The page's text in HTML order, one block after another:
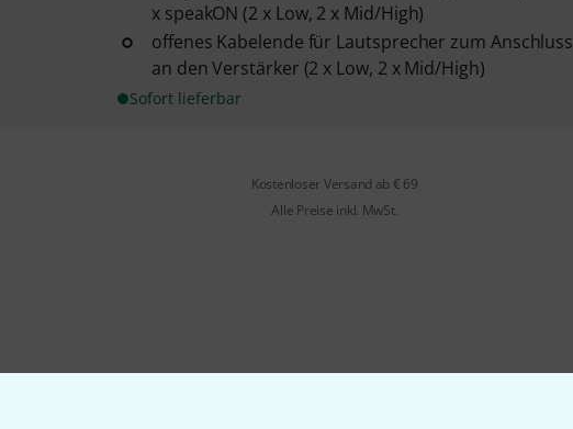
x speakON (2 x Low, 2 x Mid/High)
offenes Kabelende für Lautsprecher zum Anschluss
an den Verstärker (2 x Low, 2 x Mid/High)
Sofort lieferbar
Kostenloser Versand ab € 69
Alle Preise inkl. MwSt.